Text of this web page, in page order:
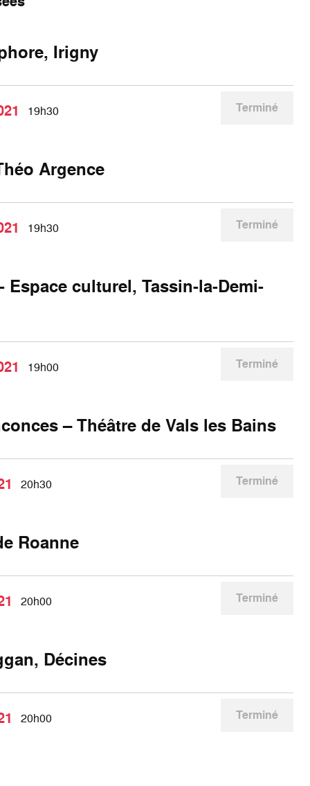
Irigny
19h30 Terminé
Argence
19h30 Terminé
Espace culturel, Tassin-la-Demi-
19h00 Terminé
– Théâtre de Vals les Bains
20h30 Terminé
Roanne
20h00 Terminé
Décines
20h00 Terminé